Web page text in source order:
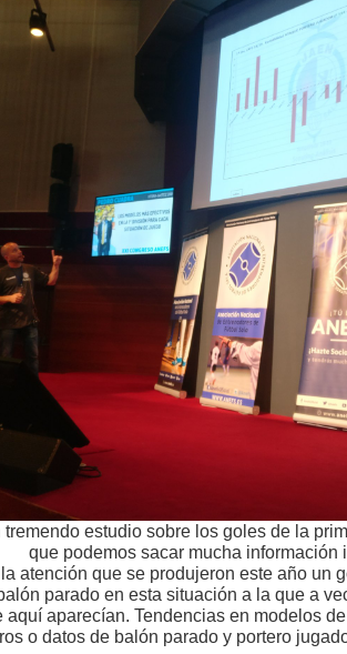
estudio sobre los goles de la
que podemos sacar mucha información
atención que se produjeron este año
parado en esta situación a la que a
aparecían. Tendencias en modelos
o datos de balón parado y portero